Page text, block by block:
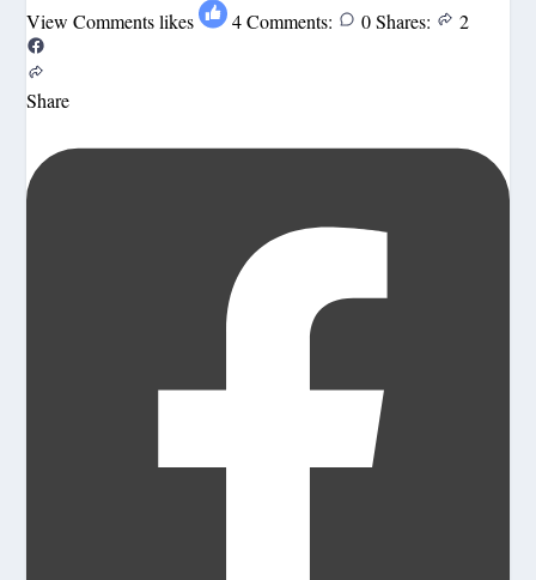
View Comments likes 4 Comments: 0 Shares: 2
Share